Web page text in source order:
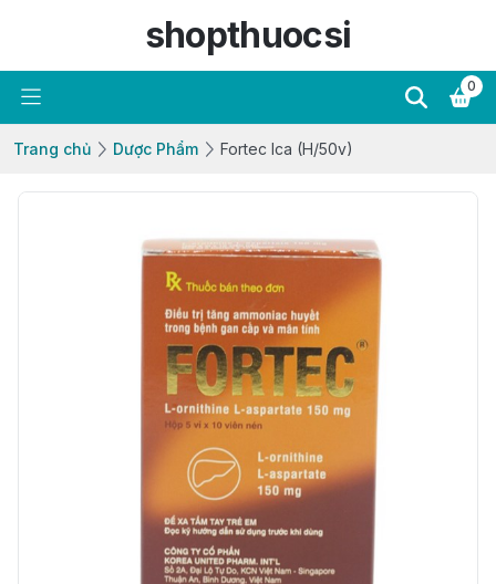
shopthuocsi
0
Trang chủ Dược Phẩm Fortec Ica (H/50v)